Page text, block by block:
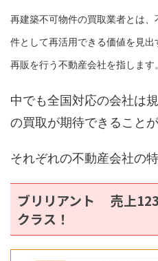
再建築不可物件の買取業者とは
件として再活用できる価値を見
再販を行う不動産会社を指します。
中でも全国対応の会社は
の買取が期待できること
それぞれの不動産会社の
ブリリアント 売上
クラス！